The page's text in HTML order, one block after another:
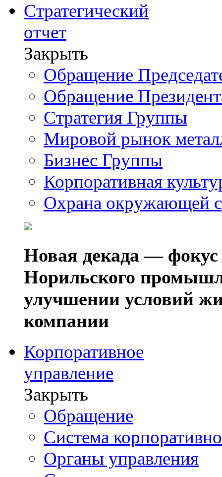
Стратегический
отчет
Закрыть
Обращение
Обращение
Стратегия Группы
Мировой рынок
Бизнес Группы
Корпоративная
Охрана окружающей
Новая декада — фокус
Норильского
улучшении условий
компании
Корпоративное
управление
Закрыть
Обращение
Система
Органы управления